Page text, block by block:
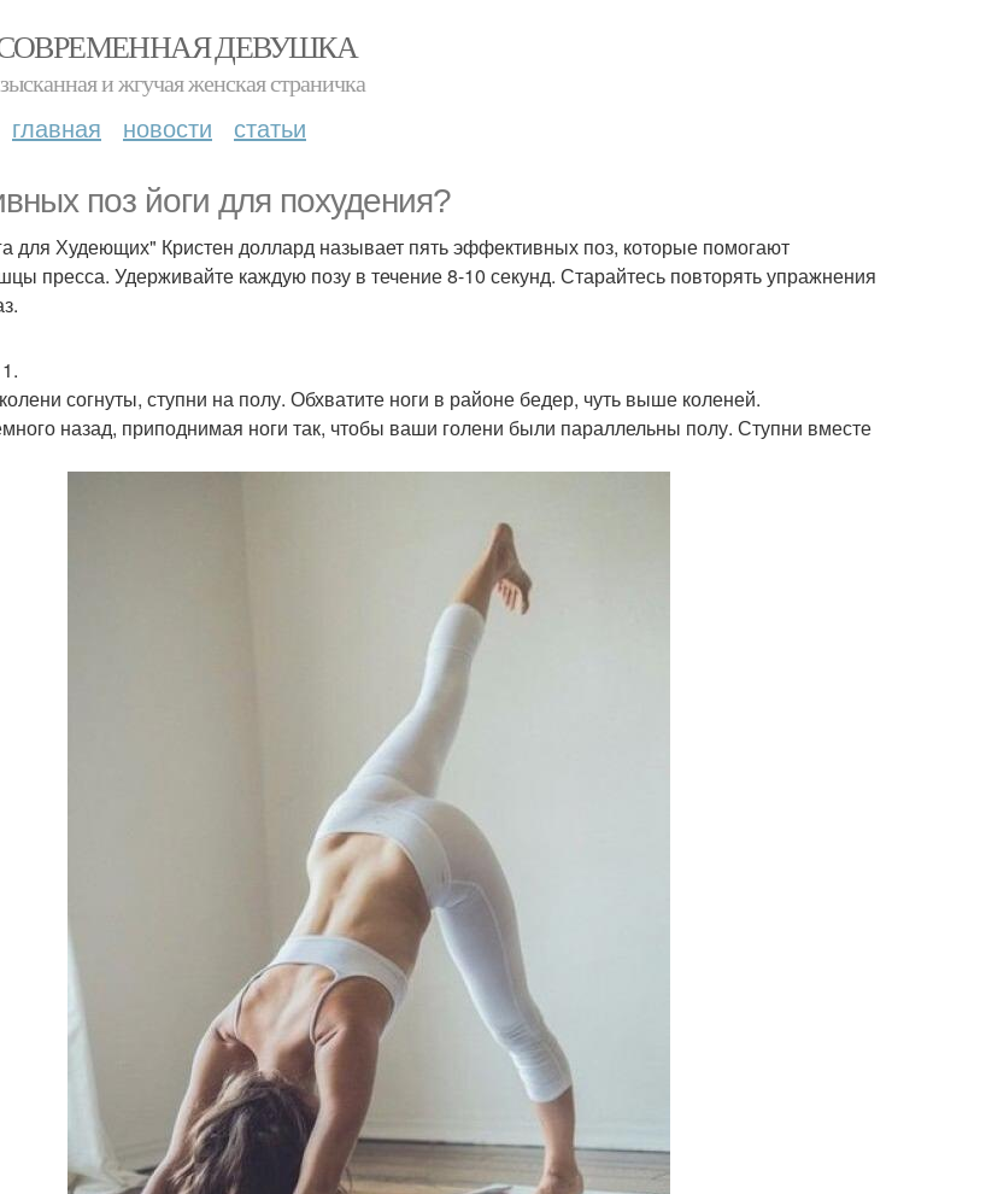
ДЕВУШКА
и жгучая женская страничка
главная новости статьи
поз йоги для похудения?
для Худеющих" Кристен доллард называет пять эффективных поз, которые помогают
пресса. Удерживайте каждую позу в течение 8-10 секунд. Старайтесь повторять упражнения
согнуты, ступни на полу. Обхватите ноги в районе бедер, чуть выше коленей.
назад, приподнимая ноги так, чтобы ваши голени были параллельны полу. Ступни вместе